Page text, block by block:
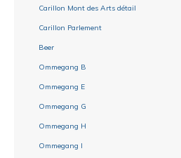
Carillon Mont des Arts détail
Carillon Parlement
Beer
Ommegang B
Ommegang E
Ommegang G
Ommegang H
Ommegang I